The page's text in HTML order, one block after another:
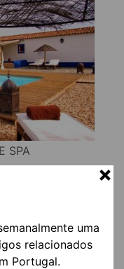
uma
relacionados
Portugal.
SPA